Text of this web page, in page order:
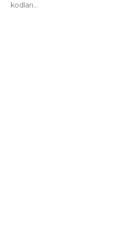
kodları...